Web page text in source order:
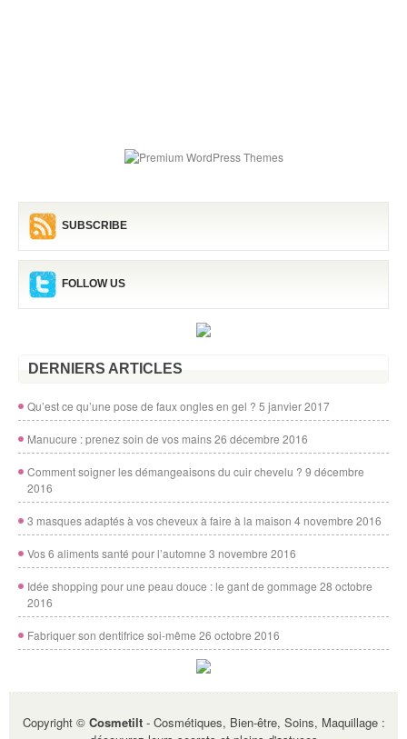
SUBSCRIBE
FOLLOW US
DERNIERS ARTICLES
Qu’est ce qu’une pose de faux ongles en gel ? 5 janvier 2017
Manucure : prenez soin de vos mains26 décembre 2016
Comment soigner les démangeaisons du cuir chevelu ? 9 décembre
2016
3 masques adaptés à vos cheveux à faire à la maison 4 novembre 2016
Vos 6 aliments santé pour l’automne 3 novembre 2016
Idée shopping pour une peau douce : le gant de gommage 28 octobre
2016
Fabriquer son dentifrice soi-même 26 octobre 2016
Copyright © Cosmetilt- Cosmétiques, Bien-être, Soins, Maquillage :